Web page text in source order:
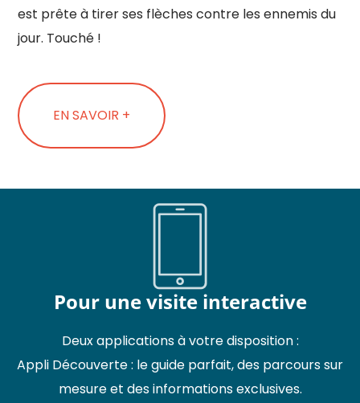
est prête à tirer ses flèches contre les ennemis du
jour. Touché !
EN SAVOIR +
Pour une visite interactive
Deux applications à votre disposition :
Appli Découverte : le guide parfait, des parcours sur
mesure et des informations exclusives.